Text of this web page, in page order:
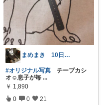
まめまき 10日お買い物！！
#オリジナル写真 チープカシ
オ☺︎息子が毎 ...
￥ 1,890
0 0 21